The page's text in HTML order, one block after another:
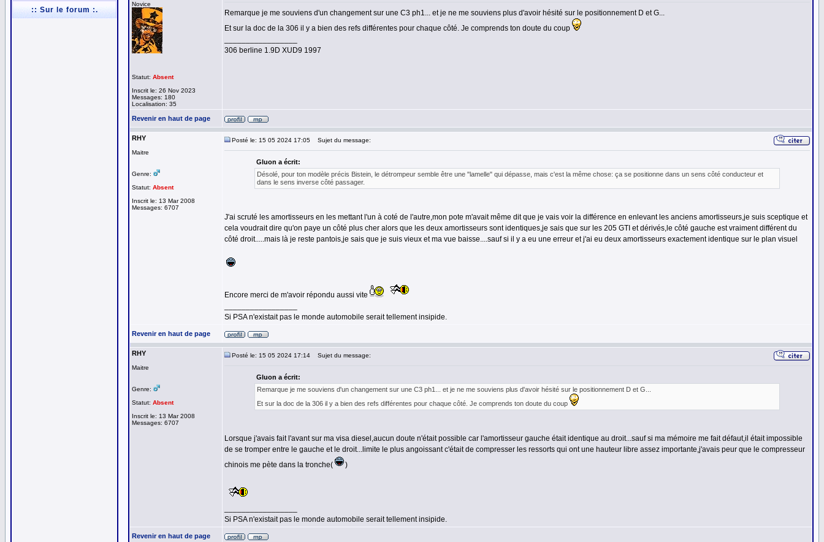
:: Sur le forum :.
Novice
Statut: Absent
Inscrit le: 26 Nov 2023
Messages: 180
Localisation: 35
Remarque je me souviens d'un changement sur une C3 ph1... et je ne me souviens plus d'avoir hésité sur le positionnement D et G...
Et sur la doc de la 306 il y a bien des refs différentes pour chaque côté. Je comprends ton doute du coup
306 berline 1.9D XUD9 1997
Revenir en haut de page
RHY
Maitre
Genre:
Statut: Absent
Inscrit le: 13 Mar 2008
Messages: 6707
Posté le: 15 05 2024 17:05 Sujet du message:
Gluon a écrit:
Désolé, pour ton modèle précis Bistein, le détrompeur semble être une "lamelle" qui dépasse, mais c'est la même chose: ça se positionne dans un sens côté conducteur et
dans le sens inverse côté passager.
J'ai scruté les amortisseurs en les mettant l'un à coté de l'autre,mon pote m'avait même dit que je vais voir la différence en enlevant les anciens amortisseurs,je suis sceptique et
cela voudrait dire qu'on paye un côté plus cher alors que les deux amortisseurs sont identiques,je sais que sur les 205 GTI et dérivés,le côté gauche est vraiment différent du
côté droit.....mais là je reste pantois,je sais que je suis vieux et ma vue baisse....sauf si il y a eu une erreur et j'ai eu deux amortisseurs exactement identique sur le plan visuel
Encore merci de m'avoir répondu aussi vite
Si PSA n'existait pas le monde automobile serait tellement insipide.
Revenir en haut de page
RHY
Maitre
Genre:
Statut: Absent
Inscrit le: 13 Mar 2008
Messages: 6707
Posté le: 15 05 2024 17:14 Sujet du message:
Gluon a écrit:
Remarque je me souviens d'un changement sur une C3 ph1... et je ne me souviens plus d'avoir hésité sur le positionnement D et G...
Et sur la doc de la 306 il y a bien des refs différentes pour chaque côté. Je comprends ton doute du coup
Lorsque j'avais fait l'avant sur ma visa diesel,aucun doute n'était possible car l'amortisseur gauche était identique au droit...sauf si ma mémoire me fait défaut,il était impossible
de se tromper entre le gauche et le droit...limite le plus angoissant c'était de compresser les ressorts qui ont une hauteur libre assez importante,j'avais peur que le compresseur
chinois me pète dans la tronche(
)
Si PSA n'existait pas le monde automobile serait tellement insipide.
Revenir en haut de page